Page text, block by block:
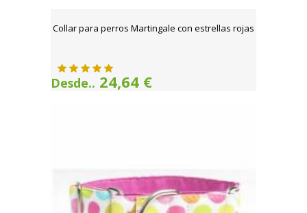
Collar para perros Martingale con estrellas rojas
Desde.. 24,64 €